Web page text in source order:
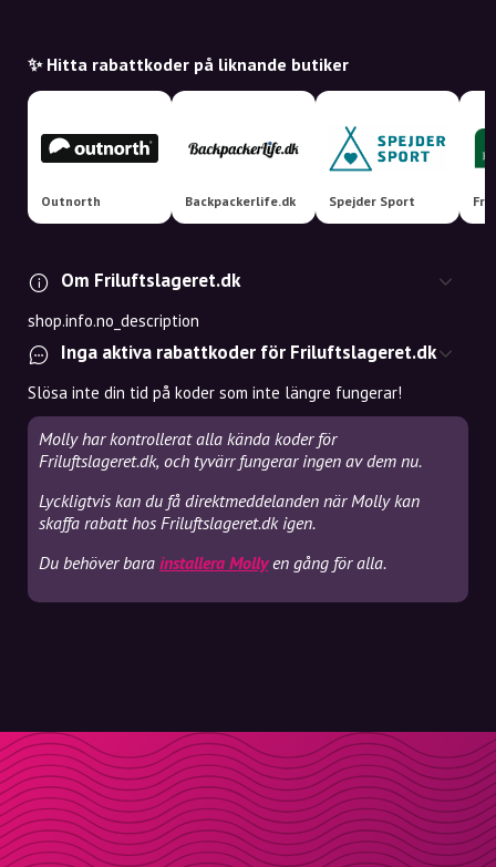
✨ Hitta rabattkoder på liknande butiker
Outnorth Backpackerlife.dk Spejder Sport
Om Friluftslageret.dk
shop.info.no_description
Inga aktiva rabattkoder för Friluftslageret.dk
Slösa inte din tid på koder som inte längre fungerar!
Molly har kontrollerat alla kända koder för
Friluftslageret.dk, och tyvärr fungerar ingen av dem nu.
Lyckligtvis kan du få direktmeddelanden när Molly kan
skaffa rabatt hos Friluftslageret.dk igen.
Du behöver bara installera Mollyen gång för alla.